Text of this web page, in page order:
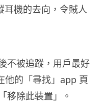
機的去向，令賊人
不被追蹤，用戶最好
他的「尋找」app 頁
移除此裝置」。